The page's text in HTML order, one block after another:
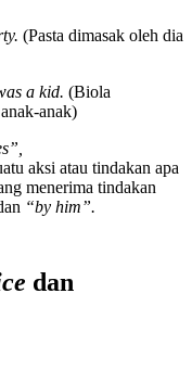
(Pasta dimasak oleh dia
a kid. (Biola
anak)
aksi atau tindakan apa
menerima tindakan
“by him”.
dan